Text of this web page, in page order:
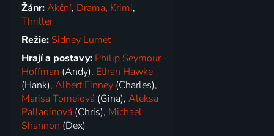
Žánr:Akční, Drama, Krimi,
Thriller
Režie: Sidney Lumet
Hrají a postavy: Philip Seymour
Hoffman (Andy), Ethan Hawke
(Hank),Albert Finney (Charles),
Marisa Tomeiová (Gina),Aleksa
Palladinová (Chris), Michael
Shannon (Dex)